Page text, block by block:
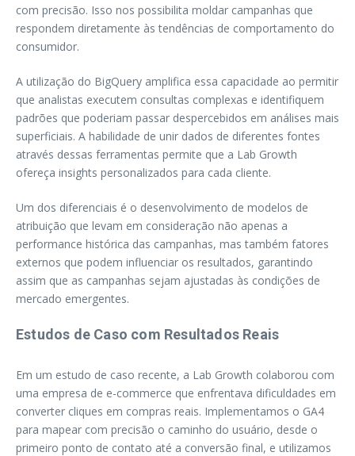
com precisão. Isso nos possibilita moldar campanhas que
respondem diretamente às tendências de comportamento do
consumidor.
A utilização do BigQuery amplifica essa capacidade ao permitir
que analistas executem consultas complexas e identifiquem
padrões que poderiam passar despercebidos em análises mais
superficiais. A habilidade de unir dados de diferentes fontes
através dessas ferramentas permite que a Lab Growth
ofereça insights personalizados para cada cliente.
Um dos diferenciais é o desenvolvimento de modelos de
atribuição que levam em consideração não apenas a
performance histórica das campanhas, mas também fatores
externos que podem influenciar os resultados, garantindo
assim que as campanhas sejam ajustadas às condições de
mercado emergentes.
Estudos de Caso com Resultados Reais
Em um estudo de caso recente, a Lab Growth colaborou com
uma empresa de e-commerce que enfrentava dificuldades em
converter cliques em compras reais. Implementamos o GA4
para mapear com precisão o caminho do usuário, desde o
primeiro ponto de contato até a conversão final, e utilizamos